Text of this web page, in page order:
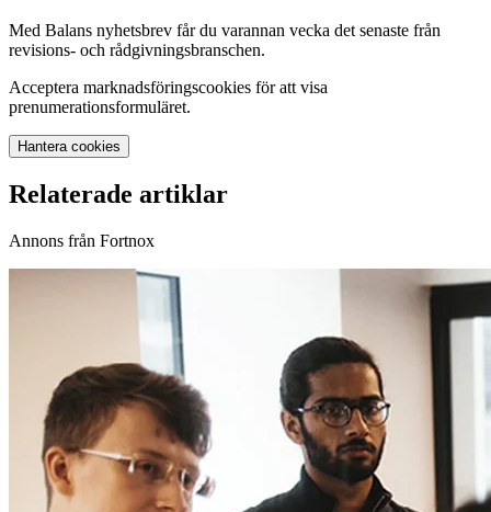
Med Balans nyhetsbrev får du varannan vecka det senaste från
revisions- och rådgivningsbranschen.
Acceptera marknadsföringscookies för att visa
prenumerationsformuläret.
Hantera cookies
Relaterade artiklar
Annons från Fortnox